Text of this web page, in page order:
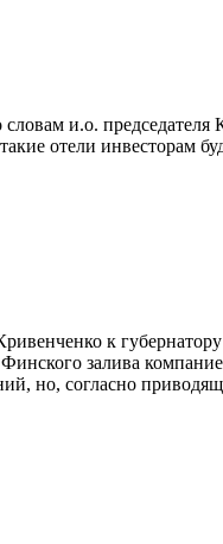
и.о.
отели инвесторам
к
залива
но, согласно